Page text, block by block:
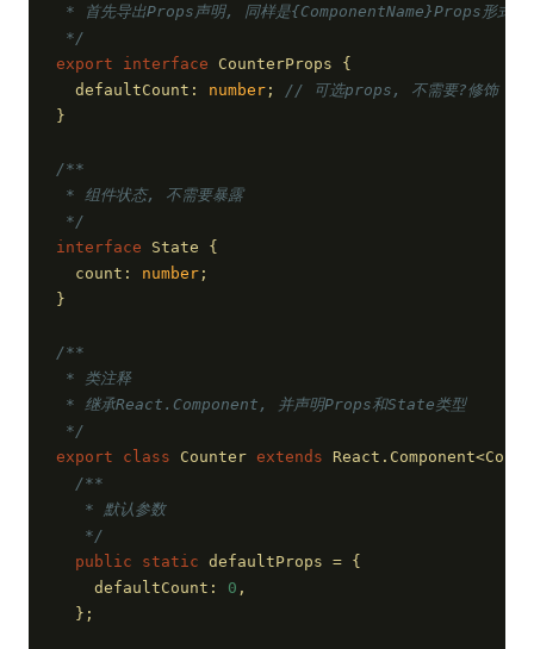
* 首先导出Props声明, 同样是{ComponentName}Props形式命
*/
export
interface CounterProps {
  defaultCount:
number ;
// 可选props, 不需要?修饰
}
/**
* 组件状态, 不需要暴露
*/
interface State {
  count:
number ;
}
/**
* 类注释
* 继承React.Component, 并声明Props和State类型
*/
export
class Counter extends
/**
   * 默认参数
   */
public
static defaultProps = {
    defaultCount:
0 ,
  };